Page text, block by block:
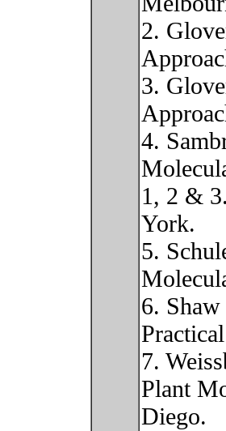
2.
3.
4.
1, 2 &
York.
5.
6.
7.
Plant
Diego.